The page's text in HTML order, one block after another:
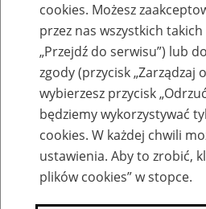
Baza
przekształconych
Nazwa zakładu pracy:
SZUKAJ
cookies. Możesz
przez nas wszystkich
„Przejdź do serwisu”) lub
zgody (przycisk „Zarządzaj
wybierzesz przycisk
będziemy wykorzystywać
cookies. W każdej chwili
ustawienia. Aby to zrobić,
plików cookies” w stopce.